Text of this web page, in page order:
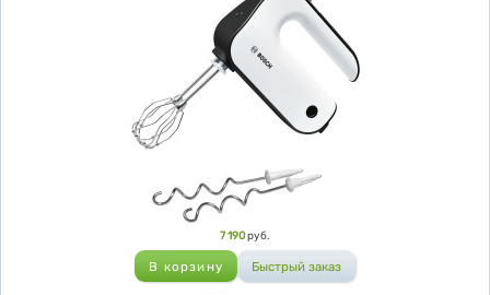
7 190руб.